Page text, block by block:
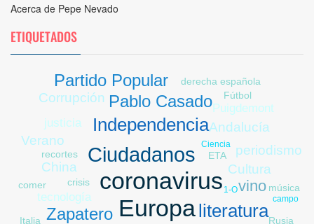
Acerca de Pepe Nevado
ETIQUETADOS
Europa
coronavirus
Ciudadanos
literatura
Independencia
Zapatero
Pablo Casado
Partido Popular
vino
Andalucía
Cultura
China
Verano
Corrupción
periodismo
Puigdemont
tecnología
justicia
derecha española
crisis
recortes ETA
Italia
música
Rusia
comer
Fútbol
Ciencia
1-O
campo